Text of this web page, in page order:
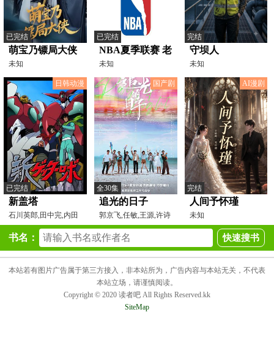
已完结
萌宝乃镖局大侠
未知
已完结
NBA夏季联赛 老
鹰vs热火
20250712
未知
完结
守坝人
未知
日韩动漫
已完结
新盖塔
石川英郎,田中完,内田
直哉,梁田清之,有本钦
国产剧
全30集
追光的日子
郭京飞,任敏,王源,许诗
悦,刘小北,何廖侣匀,
AI漫剧
完结
人间予怀瑾
未知
书名：
本站若有图片广告属于第三方接入，非本站所为，广告内容与本站无关，不代表
本站立场，请谨慎阅读。
Copyright © 2020 读者吧 All Rights Reserved.kk
SiteMap